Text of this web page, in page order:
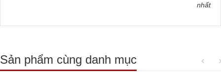
nhất
Sản phẩm cùng danh mục